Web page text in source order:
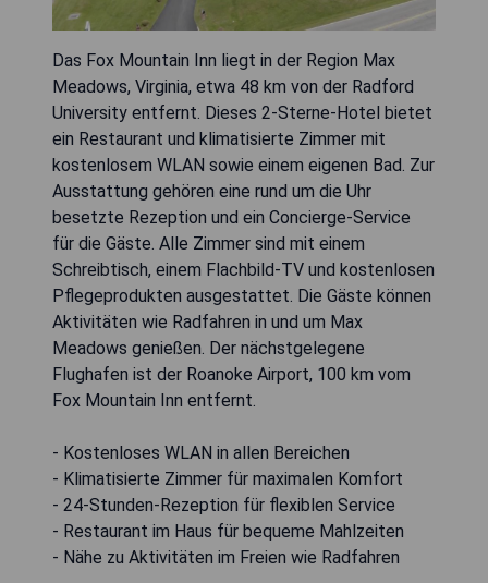
Das Fox Mountain Inn liegt in der Region Max
Meadows, Virginia, etwa 48 km von der Radford
University entfernt. Dieses 2-Sterne-Hotel bietet
ein Restaurant und klimatisierte Zimmer mit
kostenlosem WLAN sowie einem eigenen Bad. Zur
Ausstattung gehören eine rund um die Uhr
besetzte Rezeption und ein Concierge-Service
für die Gäste. Alle Zimmer sind mit einem
Schreibtisch, einem Flachbild-TV und kostenlosen
Pflegeprodukten ausgestattet. Die Gäste können
Aktivitäten wie Radfahren in und um Max
Meadows genießen. Der nächstgelegene
Flughafen ist der Roanoke Airport, 100 km vom
Fox Mountain Inn entfernt.
- Kostenloses WLAN in allen Bereichen
- Klimatisierte Zimmer für maximalen Komfort
- 24-Stunden-Rezeption für flexiblen Service
- Restaurant im Haus für bequeme Mahlzeiten
- Nähe zu Aktivitäten im Freien wie Radfahren